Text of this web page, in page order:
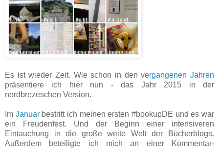
Es ist wieder Zeit. Wie schon in denvergangenen Jahren
präsentiere ich hier nun - das Jahr 2015 in der
nordbrezeschen Version.
Im Januarbestritt ich meinen ersten #bookupDE und es war
ein Freudenfest. Und der Beginn einer intensiveren
Eintauchung in die große weite Welt der Bücherblogs.
Außerdem beteiligte ich mich an einer Kommentar-